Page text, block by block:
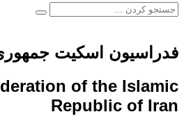
فدراسیون اسکیت
of the Islamic
Republic of Iran